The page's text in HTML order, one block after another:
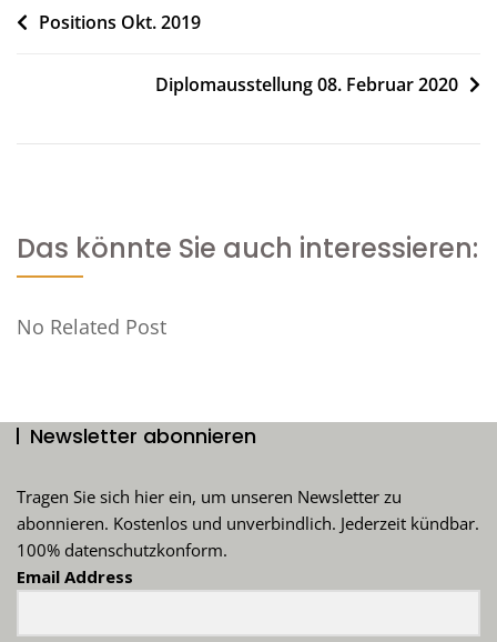
Beitragsnavigation
Positions Okt. 2019
Diplomausstellung 08. Februar 2020
Das könnte Sie auch interessieren:
No Related Post
Newsletter abonnieren
Tragen Sie sich hier ein, um unseren Newsletter zu
abonnieren. Kostenlos und unverbindlich. Jederzeit kündbar.
100% datenschutzkonform.
Email Address